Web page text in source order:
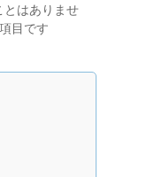
とはありませ
目です